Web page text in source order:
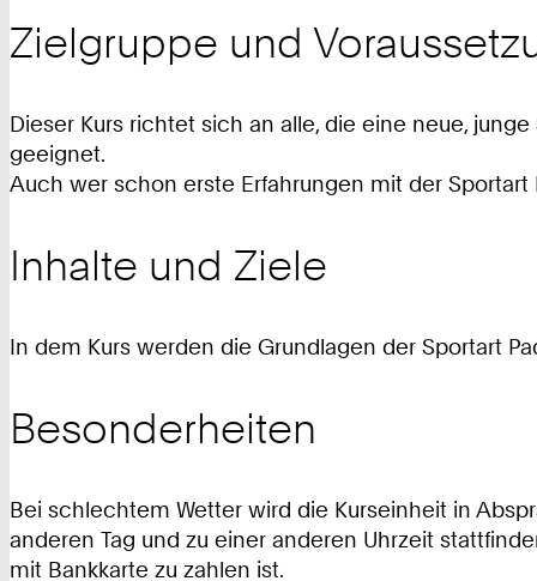
Zielgruppe und
Dieser Kurs richtet sich an alle, die eine neue,
geeignet.
Auch wer schon erste Erfahrungen mit der
Inhalte und Ziele
In dem Kurs werden die Grundlagen der Sportart
Besonderheiten
Bei schlechtem Wetter wird die Kurseinheit in
anderen Tag und zu einer anderen Uhrzeit
mit Bankkarte zu zahlen ist.